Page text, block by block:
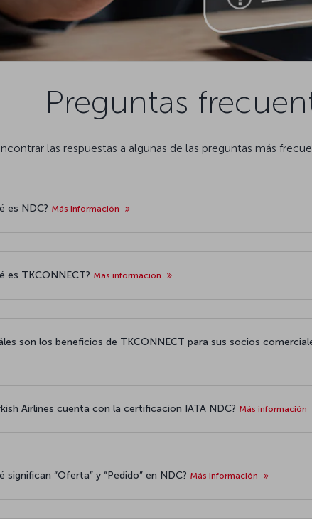
Preguntas
las respuestas a algunas de las preguntas más
es NDC? Más información
es TKCONNECT? Más información
son los beneficios de TKCONNECT para sus socios
Airlines cuenta con la certificación IATA NDC? Más información
significan “Oferta” y “Pedido” en NDC? Más información